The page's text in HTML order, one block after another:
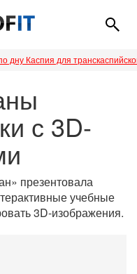
дну Каспия для
с 3D-
презентовала
учебные
3D-изображения.